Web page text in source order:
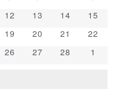
de
vues
0
12
0
13
0
14
0
15
0
19
0
20
0
21
0
22
0
26
0
27
0
28
0
1